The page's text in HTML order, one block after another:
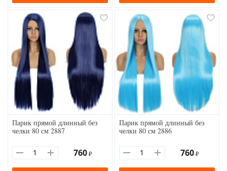
Парик прямой длинный без
челки 80 см 2887
760 ₽
Парик прямой длинный без
челки 80 см 2886
760 ₽